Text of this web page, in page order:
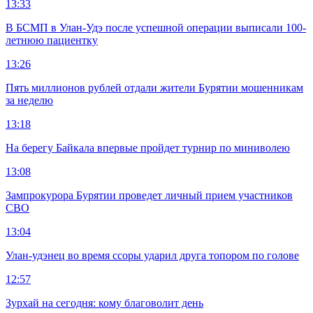
13:33
В БСМП в Улан-Удэ после успешной операции выписали 100-
летнюю пациентку
13:26
Пять миллионов рублей отдали жители Бурятии мошенникам
за неделю
13:18
На берегу Байкала впервые пройдет турнир по миниволею
13:08
Зампрокурора Бурятии проведет личный прием участников
СВО
13:04
Улан-удэнец во время ссоры ударил друга топором по голове
12:57
Зурхай на сегодня: кому благоволит день